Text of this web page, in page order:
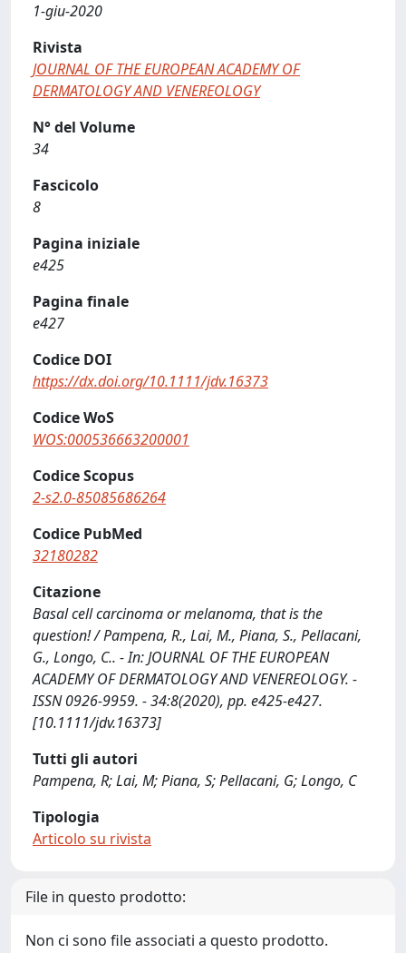
1-giu-2020
Rivista
JOURNAL OF THE EUROPEAN ACADEMY OF
DERMATOLOGY AND VENEREOLOGY
N° del Volume
34
Fascicolo
8
Pagina iniziale
e425
Pagina finale
e427
Codice DOI
https://dx.doi.org/10.1111/jdv.16373
Codice WoS
WOS:000536663200001
Codice Scopus
2-s2.0-85085686264
Codice PubMed
32180282
Citazione
Basal cell carcinoma or melanoma, that is the
question! / Pampena, R., Lai, M., Piana, S., Pellacani,
G., Longo, C.. - In: JOURNAL OF THE EUROPEAN
ACADEMY OF DERMATOLOGY AND VENEREOLOGY. -
ISSN 0926-9959. - 34:8(2020), pp. e425-e427.
[10.1111/jdv.16373]
Tutti gli autori
Pampena, R; Lai, M; Piana, S; Pellacani, G; Longo, C
Tipologia
Articolo su rivista
File in questo prodotto:
Non ci sono file associati a questo prodotto.